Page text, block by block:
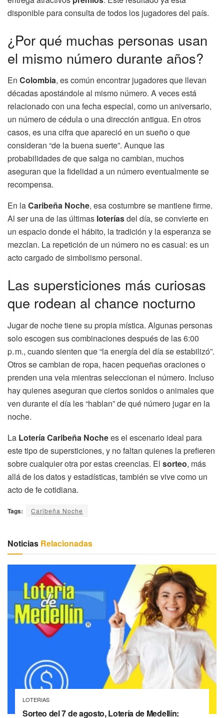
disponible para consulta de todos los jugadores del país.
¿Por qué muchas personas usan
el mismo número durante años?
En Colombia, es común encontrar jugadores que llevan
décadas apostándole al mismo número. A veces está
relacionado con una fecha especial, como un aniversario,
un número de cédula o una dirección antigua. En otros
casos, es una cifra que apareció en un sueño o que
consideran “de la buena suerte”. Aunque las
probabilidades de que salga no cambian, muchos
aseguran que la fidelidad a un número eventualmente se
recompensa.
En laCaribeña Noche, esa costumbre se mantiene firme.
Al ser una de las últimas loteríasdel día, se convierte en
un espacio donde el hábito, la tradición y la esperanza se
mezclan. La repetición de un número no es casual: es un
acto cargado de simbolismo personal.
Las supersticiones más curiosas
que rodean al chance nocturno
Jugar de noche tiene su propia mística. Algunas personas
solo escogen sus combinaciones después de las 6:00
p. m., cuando sienten que “la energía del día se estabilizó”.
Otros se cambian de ropa, hacen pequeñas oraciones o
prenden una vela mientras seleccionan el número. Incluso
hay quienes aseguran que ciertos sonidos o animales que
ven durante el día les “hablan” de qué número jugar en la
noche.
La Lotería Caribeña Nochees el escenario ideal para
este tipo de supersticiones, y no faltan quienes la prefieren
sobre cualquier otra por estas creencias. El sorteo, más
allá de los datos y estadísticas, también se vive como un
acto de fe cotidiana.
Tags: Caribeña Noche
Noticias Relacionadas
LOTERIAS
Sorteo del 7 de agosto, Lotería de Medellín: